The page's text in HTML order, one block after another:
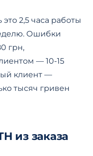
2,5 часа работы
Ошибки
грн,
— 10-15
клиент —
тысяч гривен
из заказа